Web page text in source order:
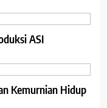
ASI
Kemurnian Hidup